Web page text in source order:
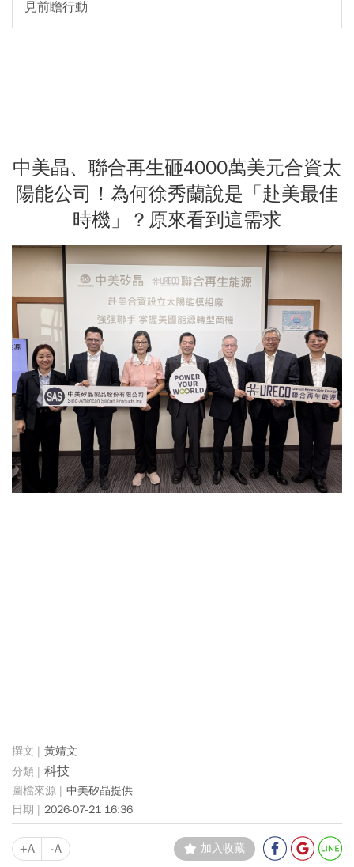
見前瞻行動
中美晶、聯合再生砸4000萬美元合資太
陽能公司！為何徐秀蘭說是「赴美最佳
時機」？原來看到這需求
黃靖文
科技
中美矽晶提供
2026-07-21 16:36
+A -A 加入收藏